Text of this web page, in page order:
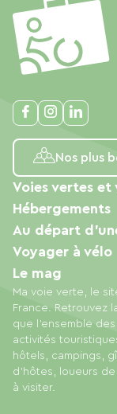
Nos plus
Ma voie verte, le
France. Retrouvez
que l'ensemble
activités
hôtels, campings,
d'hôtes, loueurs
à visiter.
Voies vertes et
Hébergements
Au départ
Voyager à vélo
Le mag